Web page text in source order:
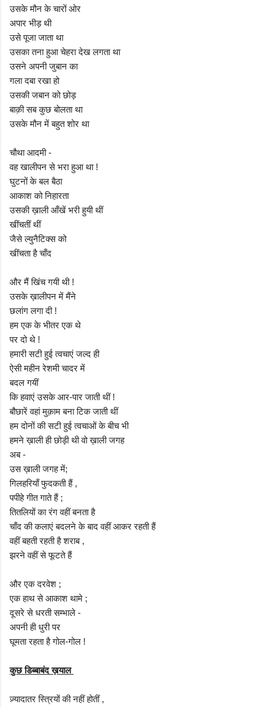
उसके मौन के चारों ओर
अपार भीड़ थी
उसे पूजा जाता था
उसका तना हुआ चेहरा देख लगता था
उसने अपनी जुबान का
गला दबा रखा हो
उसकी जबान को छोड़
बाक़ी सब कुछ बोलता था
उसके मौन में बहुत शोर था
चौथा आदमी -
वह खालीपन से भरा हुआ था !
घुटनों के बल बैठा
आकाश को निहारता
उसकी ख़ाली आँखें भरी हुयी थीं
खींचतीं थीं
जैसे ल्युनैटिक्स को
खींचता है चाँद
और मैं खिंच गयी थी !
उसके ख़ालीपन में मैंने
छलांग लगा दी !
हम एक के भीतर एक थे
पर दो थे !
हमारी सटी हुई त्‍वचाएं जल्द ही
ऐसी महीन रेशमी चादर में
बदल गयीं
कि हवाएं उसके आर-पार जाती थीं !
बौछारें वहां मुक़ाम बना टिक जाती थीं
हम दोनों की सटी हुई त्‍वचाओं के बीच भी
हमने ख़ाली ही छोड़ी थी वो ख़ाली जगह
अब -
उस ख़ाली जगह में;
गिलहरियाँ फुदकती हैं ,
पपीहे गीत गाते हैं ;
तितलियों का रंग वहीं बनता है
चाँद की कलाएं बदलने के बाद वहीं आकर रहती हैं
वहीं बहती रहती है शराब ,
झरने वहीं से फूटते हैं
और एक दरवेश ;
एक हाथ से आकाश थामे ;
दूसरे से धरती सम्भाले -
अपनी ही धुरी पर
घूमता रहता है गोल-गोल !
कुछ डिब्बाबंद ख़याल
ज़्यादातर स्त्रियों की नहीं होतीं ,